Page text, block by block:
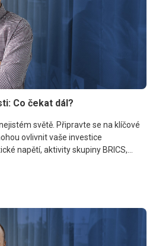
Co čekat dál?
světě. Připravte se na klíčové
ovlivnit vaše investice
napětí, aktivity skupiny BRICS,
i vaše finanční rozhodnutí.